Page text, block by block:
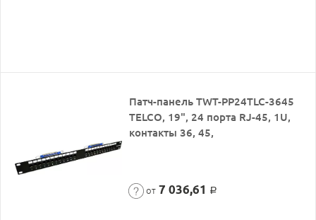
Патч-панель TWT-PP24TLC-3645
TELCO, 19", 24 порта RJ-45, 1U,
контакты 36, 45,
от 7 036,61 Р